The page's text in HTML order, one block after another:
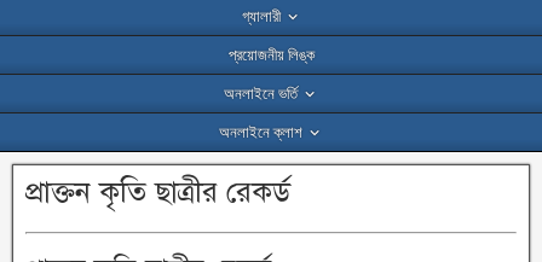
গ্যালারী
প্রয়োজনীয় লিঙ্ক
অনলাইনে ভর্তি
অনলাইনে ক্লাশ
প্রাক্তন কৃতি ছাত্রীর রেকর্ড